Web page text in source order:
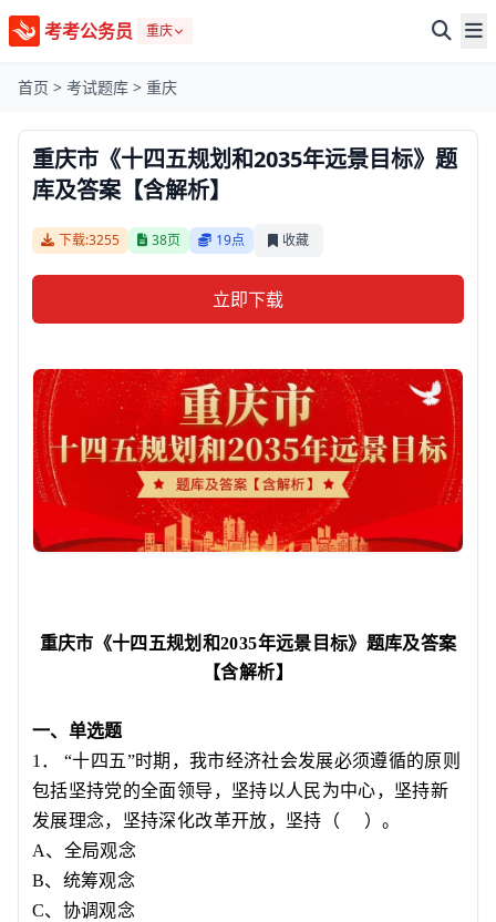
考考公务员 重庆
首页 > 考试题库 > 重庆
重庆市《十四五规划和2035年远景目标》题
库及答案【含解析】
下载:3255 38页 19点 收藏
立即下载
重庆市《十四五规划和2035年远景目标》题库及答案
【含解析】
一、单选题
1 ． “十四五”时期，我市经济社会发展必须遵循的原则
包括坚持党的全面领导，坚持以人民为中心，坚持新
发展理念，坚持深化改革开放，坚持 （ ）。
A、全局观念
B、统筹观念
C、协调观念